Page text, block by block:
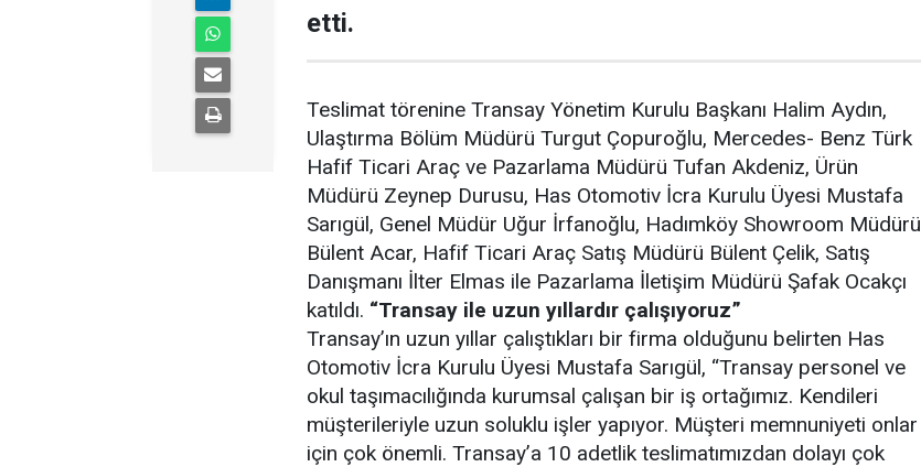
etti.
Teslimat törenine Transay Yönetim Kurulu Başkanı Halim Aydın,
Ulaştırma Bölüm Müdürü Turgut Çopuroğlu, Mercedes- Benz Türk
Hafif Ticari Araç ve Pazarlama Müdürü Tufan Akdeniz, Ürün
Müdürü Zeynep Durusu, Has Otomotiv İcra Kurulu Üyesi Mustafa
Sarıgül, Genel Müdür Uğur İrfanoğlu, Hadımköy Showroom Müdürü
Bülent Acar, Hafif Ticari Araç Satış Müdürü Bülent Çelik, Satış
Danışmanı İlter Elmas ile Pazarlama İletişim Müdürü Şafak Ocakçı
katıldı. “Transay ile uzun yıllardır çalışıyoruz”
Transay’ın uzun yıllar çalıştıkları bir firma olduğunu belirten Has
Otomotiv İcra Kurulu Üyesi Mustafa Sarıgül, “Transay personel ve
okul taşımacılığında kurumsal çalışan bir iş ortağımız. Kendileri
müşterileriyle uzun soluklu işler yapıyor. Müşteri memnuniyeti onlar
için çok önemli. Transay’a 10 adetlik teslimatımızdan dolayı çok